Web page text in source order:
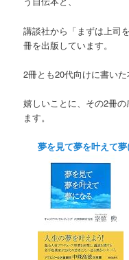
講談社から「まずは上司
冊を出版しています。
2冊とも20代向けに書いた
嬉しいことに、その2冊
ます。
夢を見て夢を叶えて